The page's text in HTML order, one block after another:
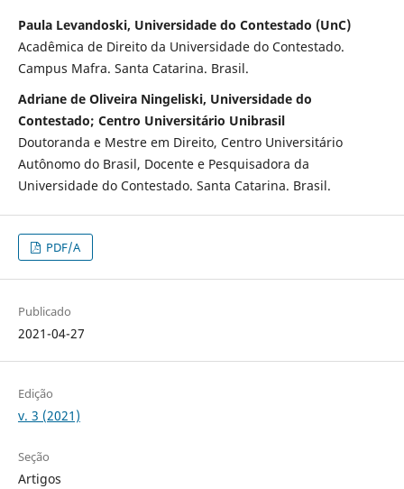
Paula Levandoski, Universidade do Contestado (UnC)
Acadêmica de Direito da Universidade do Contestado.
Campus Mafra. Santa Catarina. Brasil.
Adriane de Oliveira Ningeliski, Universidade do
Contestado; Centro Universitário Unibrasil
Doutoranda e Mestre em Direito, Centro Universitário
Autônomo do Brasil, Docente e Pesquisadora da
Universidade do Contestado. Santa Catarina. Brasil.
PDF/A
Publicado
2021-04-27
Edição
v. 3 (2021)
Seção
Artigos